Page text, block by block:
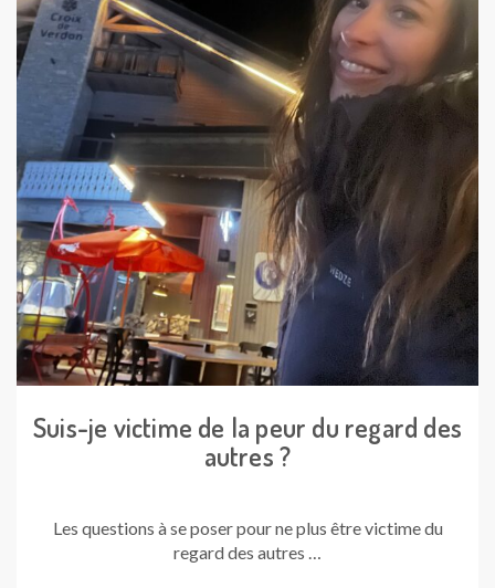
Suis-je victime de la peur du regard des
autres ?
Les questions à se poser pour ne plus être victime du
regard des autres …